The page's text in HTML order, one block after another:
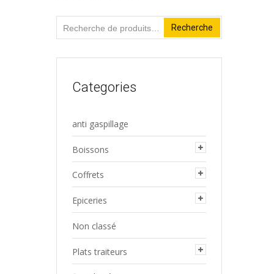
Recherche
pour :
Recherche
Categories
anti gaspillage
Boissons
Coffrets
Epiceries
Non classé
Plats traiteurs